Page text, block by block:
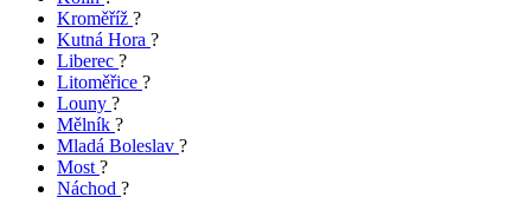
Kroměříž ?
Kutná Hora ?
Liberec ?
Litoměřice ?
Louny ?
Mělník ?
Mladá Boleslav ?
Most ?
Náchod ?